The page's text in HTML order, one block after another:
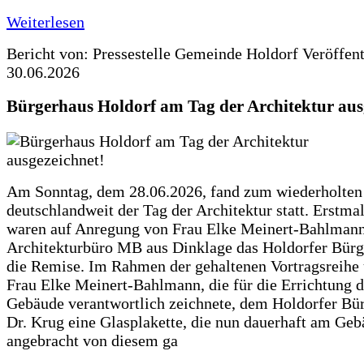
Weiterlesen
Bericht von: Pressestelle Gemeinde Holdorf
30.06.2026
Bürgerhaus Holdorf am Tag der Architektur
Am Sonntag, dem 28.06.2026, fand zum
deutschlandweit der Tag der Architektur statt.
waren auf Anregung von Frau Elke Meinert-
Architekturbüro MB aus Dinklage das Holdorfer
die Remise. Im Rahmen der gehaltenen
Frau Elke Meinert-Bahlmann, die für die Errichtung
Gebäude verantwortlich zeichnete, dem Holdorfer
Dr. Krug eine Glasplakette, die nun dauerhaft am
angebracht von diesem ga